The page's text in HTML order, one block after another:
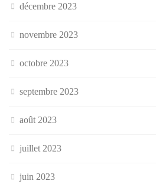
décembre 2023
novembre 2023
octobre 2023
septembre 2023
août 2023
juillet 2023
juin 2023